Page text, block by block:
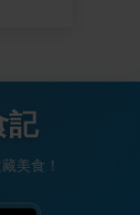
記
美食！